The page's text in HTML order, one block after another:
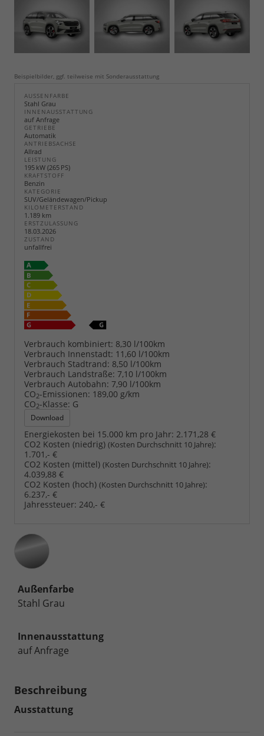
Beispielbilder, ggf. teilweise mit Sonderausstattung
AUSSENFARBE
Stahl Grau
INNENAUSSTATTUNG
auf Anfrage
GETRIEBE
Automatik
ANTRIEBSACHSE
Allrad
LEISTUNG
195 kW (265 PS)
KRAFTSTOFF
Benzin
KATEGORIE
SUV/Geländewagen/Pickup
KILOMETERSTAND
1.189 km
ERSTZULASSUNG
18.03.2026
ZUSTAND
unfallfrei
Verbrauch kombiniert: 8,30 l/100km
Verbrauch Innenstadt: 11,60 l/100km
Verbrauch Stadtrand: 8,50 l/100km
Verbrauch Landstraße: 7,10 l/100km
Verbrauch Autobahn: 7,90 l/100km
CO2-Emissionen: 189,00 g/km
CO2-Klasse: G
Download
Energiekosten bei 15.000 km pro Jahr: 2.171,28 €
CO2 Kosten (niedrig) (Kosten Durchschnitt 10 Jahre):
1.701,- €
CO2 Kosten (mittel) (Kosten Durchschnitt 10 Jahre):
4.039,88 €
CO2 Kosten (hoch) (Kosten Durchschnitt 10 Jahre):
6.237,- €
Jahressteuer: 240,- €
Außenfarbe
Stahl Grau
Innenausstattung
auf Anfrage
Beschreibung
Ausstattung